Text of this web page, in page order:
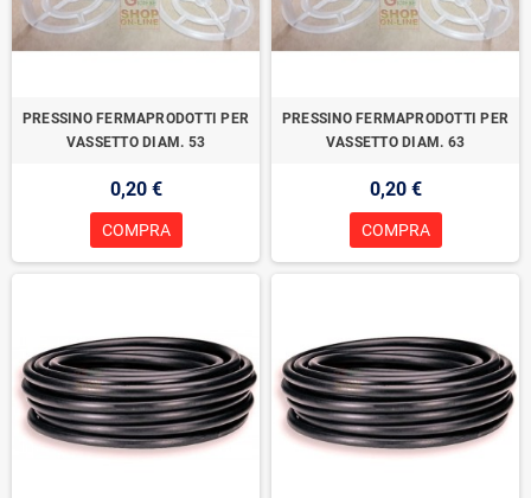
PRESSINO FERMAPRODOTTI PER
VASSETTO DIAM. 53
0,20 €
COMPRA
PRESSINO FERMAPRODOTTI PER
VASSETTO DIAM. 63
0,20 €
COMPRA